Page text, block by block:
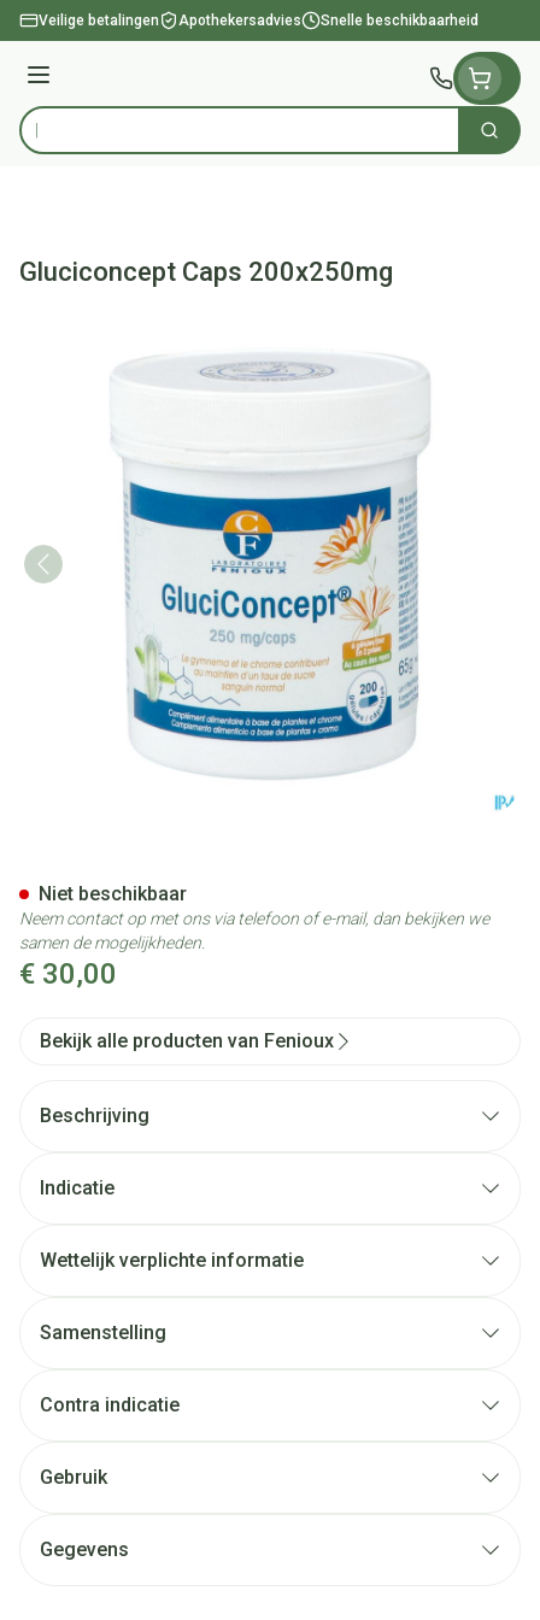
Ga naar de inhoud
Veilige betalingen Apothekersadvies Snelle beschikbaarheid
Menu
Product, merk, categorie... Zoek
Gluciconcept Caps 200x250mg
€ 30,00
Niet beschikbaar
Neem contact op met ons via telefoon of e-mail, dan bekijken we
samen de mogelijkheden.
Bekijk alle producten van Fenioux
Beschrijving
Indicatie
Wettelijk verplichte informatie
Samenstelling
Contra indicatie
Gebruik
Gegevens